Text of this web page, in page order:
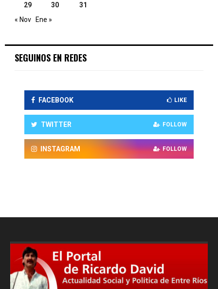
29 30
31
« Nov
Ene »
SEGUINOS EN REDES
FACEBOOK LIKE
TWITTER FOLLOW
INSTAGRAM FOLLOW